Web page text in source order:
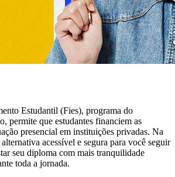
Estudantil (Fies), programa do
permite que estudantes financiem as
presencial em instituições privadas. Na
acessível e segura para você seguir
seu diploma com mais tranquilidade
toda a jornada.